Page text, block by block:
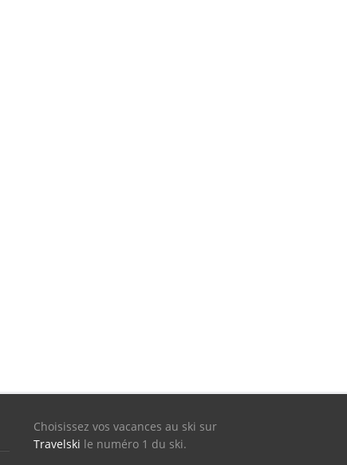
Choisissez vos vacances au ski sur
Travelski le numéro 1 du ski.